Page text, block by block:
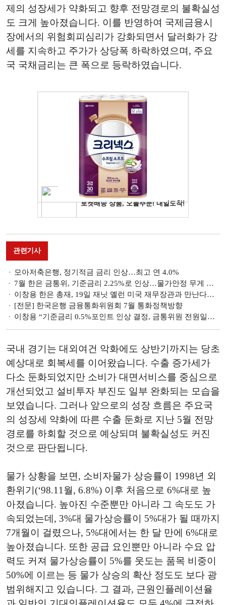
제의 성장세가 약화되고 향후 전망경로의 불확실성
도 크게 높아졌습니다. 이를 반영하여 국제금융시
장에서의 위험회피심리가 강화되면서 달러화가 강
세를 지속하고 주가가 상당폭 하락하였으며, 주요
국 국채금리는 큰 폭으로 등락하였습니다.
관련기사
모아저축은행, 정기적금 금리 인상…최고 연 4.0%
7월 한은 금통위, 기준금리 2.25%로 인상…물가안정 무게 첫 '빅스텝'
이창용 한은 총재, 19일 재닛 옐런 미국 재무장관과 만난다…글로벌 정책 공조 등 논의
[전문] 한국은행 금융통화위원회 7월 통화정책방향
이창용 “기준금리 0.5%포인트 인상 결정, 금통위원 전원일치”(속보)
국내 경기는 대외여건 악화에도 상반기까지는 당초
예상대로 회복세를 이어왔습니다. 수출 증가세가
다소 둔화되었지만 소비가 대면서비스를 중심으로
개선되었고 설비투자 부진도 일부 완화되는 모습을
보였습니다. 그러나 앞으로의 성장 흐름은 주요국
의 성장세 약화에 따른 수출 둔화로 지난 5월 전망
경로를 하회할 것으로 예상되며 불확실성도 커진
것으로 판단됩니다.
물가 상황을 보면, 소비자물가 상승률이 1998년 외
환위기(‘98.11월, 6.8%) 이후 처음으로 6%대로 높
아졌습니다. 높아진 수준뿐만 아니라 그 속도도 가
속되었는데, 3%대 물가상승률이 5%대가 될 때까지
7개월이 걸렸으나, 5%대에서는 한 달 만에 6%대로
높아졌습니다. 또한 공급 요인뿐만 아니라 수요 압
력도 커져 물가상승률이 5%를 웃도는 품목 비중이
50%에 이르는 등 물가 상승의 확산 정도도 보다 광
범위해지고 있습니다. 그 결과, 근원인플레이션율